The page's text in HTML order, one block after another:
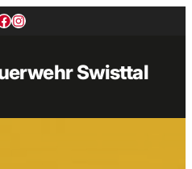
Instagram
Swisttal